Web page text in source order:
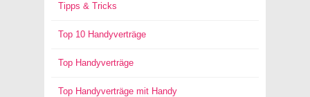
Tipps & Tricks
Top 10 Handyverträge
Top Handyverträge
Top Handyverträge mit Handy